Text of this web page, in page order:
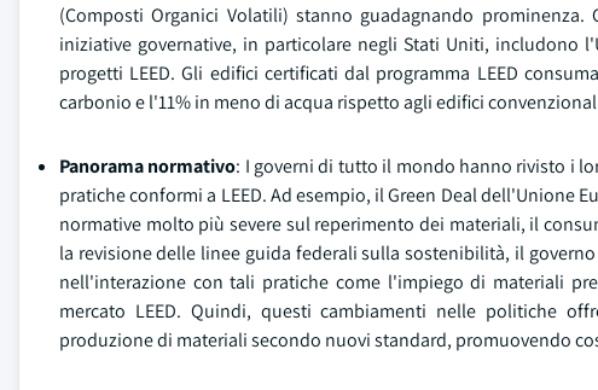
(Composti Organici Volatili) stanno guadagnando
iniziative governative, in particolare negli Stati Uniti, includono
progetti LEED. Gli edifici certificati dal programma LEED
carbonio e l'11% in meno di acqua rispetto agli edifici
Panorama normativo: I governi di tutto il mondo hanno rivisto i
pratiche conformi a LEED. Ad esempio, il Green Deal dell'Unione
normative molto più severe sul reperimento dei materiali, il
la revisione delle linee guida federali sulla sostenibilità, il
nell'interazione con tali pratiche come l'impiego di materiali
mercato LEED. Quindi, questi cambiamenti nelle politiche
produzione di materiali secondo nuovi standard, promuovendo